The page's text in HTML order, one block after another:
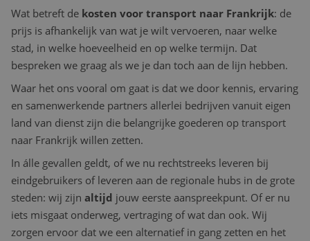
Wat betreft de kosten voor transport naar Frankrijk: de
prijs is afhankelijk van wat je wilt vervoeren, naar welke
stad, in welke hoeveelheid en op welke termijn. Dat
bespreken we graag als we je dan toch aan de lijn hebben.
Waar het ons vooral om gaat is dat we door kennis, ervaring
en samenwerkende partners allerlei bedrijven vanuit eigen
land van dienst zijn die belangrijke goederen op transport
naar Frankrijk willen zetten.
In álle gevallen geldt, of we nu rechtstreeks leveren bij
eindgebruikers of leveren aan de regionale hubs in de grote
steden: wij zijn altijd jouw eerste aanspreekpunt. Of er nu
iets misgaat onderweg, vertraging of wat dan ook. Wij
zorgen ervoor dat we een alternatief in gang zetten en het